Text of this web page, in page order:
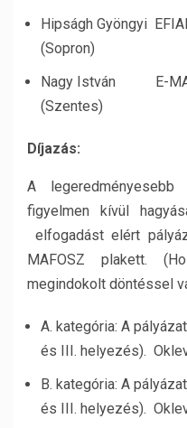
Hipságh Gyöngyi
(Sopron)
Nagy István E-
(Szentes)
Díjazás:
A
figyelmen kívül
elfogadást elért
MAFOSZ plakett.
megindokolt döntéssel
A. kategória: A
és III. helyezés).
B. kategória: A
és III. helyezés).